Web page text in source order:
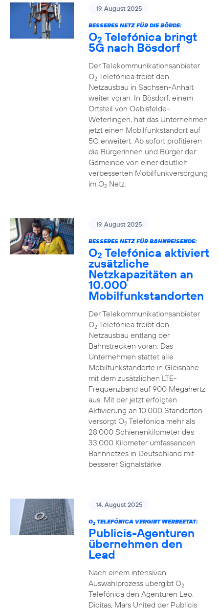
19. August 2025
BESSERES NETZ FÜR DIE BÖRDE:
O2 Telefónica bringt
5G nach Bösdorf
Der Telekommunikationsanbieter
O2Telefónica treibt den
Netzausbau in Sachsen-Anhalt
weiter voran. In Bösdorf, einem
Ortsteil von Oebisfelde-
Weferlingen, hat das Unternehmen
jetzt einen Mobilfunkstandort auf
5G erweitert. Ab sofort profitieren
die Bürgerinnen und Bürger der
Gemeinde von einer deutlich
verbesserten Mobilfunkversorgung
im O2Netz.
19. August 2025
BESSERES NETZ FÜR BAHNREISENDE:
O2 Telefónica aktiviert
zusätzliche
Netzkapazitäten an
10.000
Mobilfunkstandorten
Der Telekommunikationsanbieter
O2Telefónica treibt den
Netzausbau entlang der
Bahnstrecken voran: Das
Unternehmen stattet alle
Mobilfunkstandorte in Gleisnähe
mit dem zusätzlichen LTE-
Frequenzband auf 900 Megahertz
aus. Mit der jetzt erfolgten
Aktivierung an 10.000 Standorten
versorgt O2Telefónica mehr als
28.000 Schienenkilometer des
33.000 Kilometer umfassenden
Bahnnetzes in Deutschland mit
besserer Signalstärke.
14. August 2025
O2TELEFÓNICA VERGIBT WERBEETAT:
Publicis-Agenturen
übernehmen den
Lead
Nach einem intensiven
Auswahlprozess übergibt O2
Telefónica den Agenturen Leo,
Digitas, Mars United der Publicis